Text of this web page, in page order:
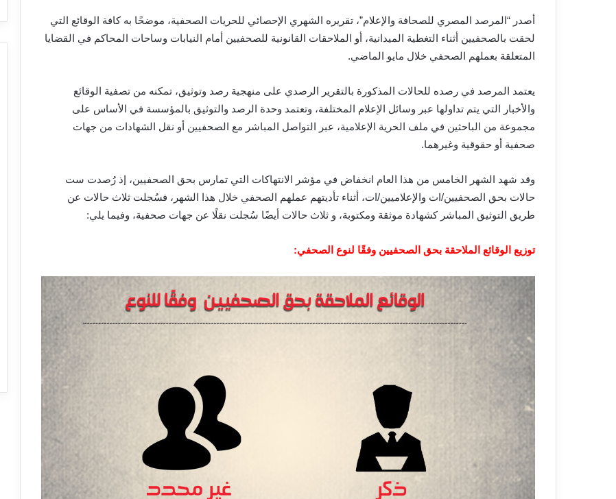
أصدر “المرصد المصري للصحافة والإعلام”، تقريره الشهري الإحصائي للحريات الصحفية، موضحًا به كافة الوقائع التي
لحقت بالصحفيين أثناء التغطية الميدانية، أو الملاحقات القانونية للصحفيين أمام النيابات وساحات المحاكم في القضايا
المتعلقة بعملهم الصحفي خلال مايو الماضي.
يعتمد المرصد في رصده للحالات المذكورة بالتقرير الرصدي على منهجية رصد وتوثيق، تمكنه من تصفية الوقائع
والأخبار التي يتم تداولها عبر وسائل الإعلام المختلفة، وتعتمد وحدة الرصد والتوثيق بالمؤسسة في الأساس على
مجموعة من الباحثين في ملف الحرية الإعلامية، عبر التواصل المباشر مع الصحفيين أو نقل الشهادات من جهات
صحفية أو حقوقية وغيرهما.
وقد شهد الشهر الخامس من هذا العام انخفاض في مؤشر الانتهاكات التي تمارس بحق الصحفيين، إذ رُصدت ست
حالات بحق الصحفيين/ات والإعلاميين/ات، أثناء تأديتهم عملهم الصحفي خلال هذا الشهر، فسُجلت ثلاث حالات عن
طريق التوثيق المباشر كشهادة موثقة ومكتوبة، و ثلاث حالات أيضًا سُجلت نقلًا عن جهات صحفية، وفيما يلي:
توزيع الوقائع الملاحقة بحق الصحفيين وفقًا لنوع الصحفي: